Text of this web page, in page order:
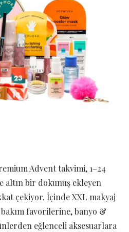
Advent takvimi, 1–24
altın bir dokunuş ekleyen
çekiyor. İçinde XXL makyaj
favorilerine, banyo &
eğlenceli aksesuarlara